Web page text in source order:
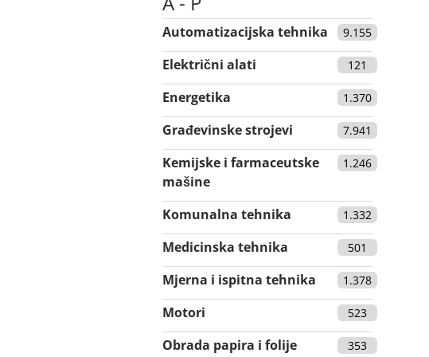
Automatizacijska tehnika 9.155
Električni alati 121
Energetika 1.370
Građevinske strojevi 7.941
Kemijske i farmaceutske
mašine
1.246
Komunalna tehnika 1.332
Medicinska tehnika 501
Mjerna i ispitna tehnika 1.378
Motori 523
Obrada papira i folije 353